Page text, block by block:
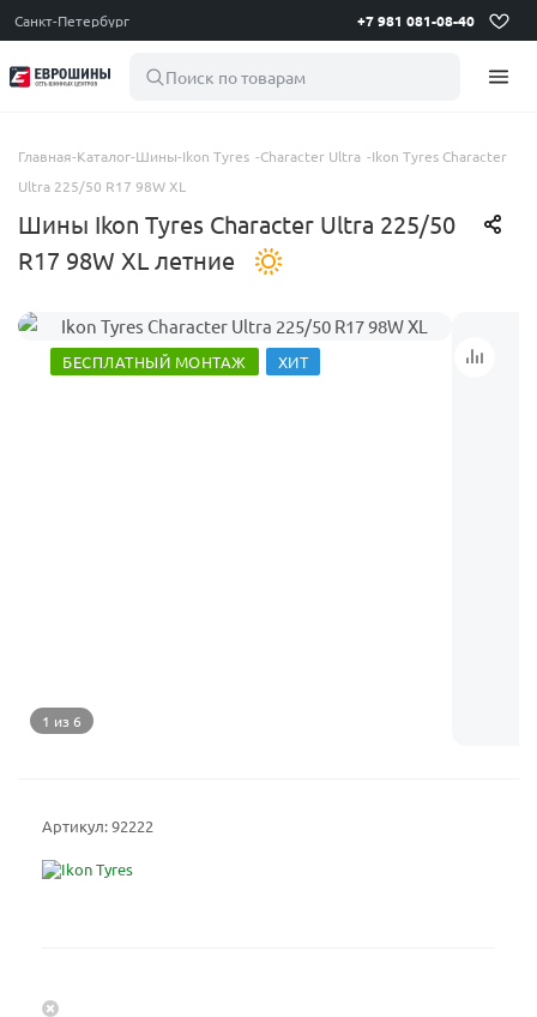
Санкт-Петербург +7 981 081-08-40
Поиск по товарам
Главная-Каталог-Шины-Ikon Tyres -Character Ultra -Ikon Tyres Character
Ultra 225/50 R17 98W XL
Шины Ikon Tyres Character Ultra 225/50
R17 98W XL летние
БЕСПЛАТНЫЙ МОНТАЖ ХИТ
1 из 6
Артикул:92222